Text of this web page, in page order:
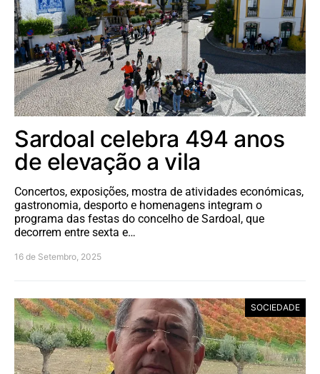
Sardoal celebra 494 anos
de elevação a vila
Concertos, exposições, mostra de atividades económicas,
gastronomia, desporto e homenagens integram o
programa das festas do concelho de Sardoal, que
decorrem entre sexta e…
16 de Setembro, 2025
SOCIEDADE